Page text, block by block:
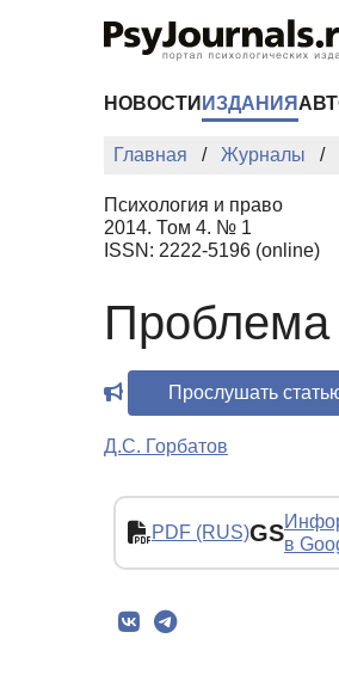
НОВОСТИ ИЗДАНИЯ
Главная Журналы
Психология и право
2014. Том 4. № 1
ISSN: 2222-5196 (online)
Проблема
Прослушать
Д.С. Горбатов
PDF (RUS)GSв